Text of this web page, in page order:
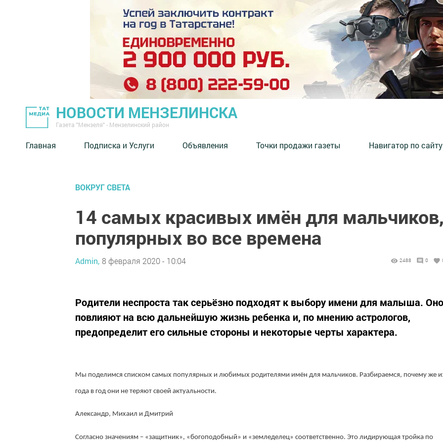
НОВОСТИ МЕНЗЕЛИНСКА
Газета "Мензеля" - Мензелинский район
Главная Подписка и Услуги Объявления Точки продажи газеты Навигатор по сайту
ВОКРУГ СВЕТА
14 самых красивых имён для мальчиков,
популярных во все времена
Admin, 8 февраля 2020 - 10:04 2488 0
Родители неспроста так серьёзно подходят к выбору имени для малыша. Оно
повлияют на всю дальнейшую жизнь ребенка и, по мнению астрологов,
предопределит его сильные стороны и некоторые черты характера.
Мы поделимся списком самых популярных и любимых родителями имён для мальчиков. Разбираемся, почему же
года в год они не теряют своей актуальности.
Александр, Михаил и Дмитрий
Согласно значениям – «защитник», «богоподобный» и «земледелец» соответственно. Это лидирующая тройка по